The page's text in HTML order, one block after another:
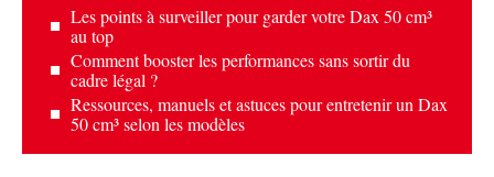
Les points à surveiller pour garder votre Dax 50 cm³
au top
Comment booster les performances sans sortir du
cadre légal ?
Ressources, manuels et astuces pour entretenir un Dax
50 cm³ selon les modèles